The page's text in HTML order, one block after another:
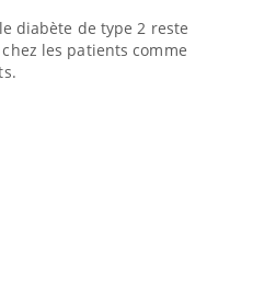
diabète de type 2 reste
les patients comme
tout nouveau rythme de vie !
activités en plein air…